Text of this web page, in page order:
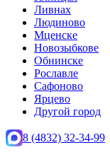
Ливнах
Людиново
Мценске
Новозыбкове
Обнинске
Рославле
Сафоново
Ярцево
Другой город
8 (4832) 32-34-99